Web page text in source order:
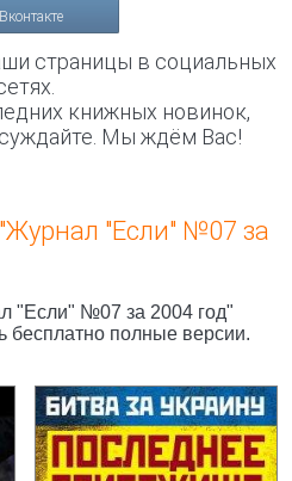
страницы в социальных
книжных новинок,
Мы ждём Вас!
"Если" №07 за
"Если" №07 за 2004 год"
бесплатно полные версии.